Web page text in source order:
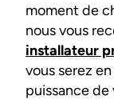
moment de
nous vous
installateur
vous serez
puissance